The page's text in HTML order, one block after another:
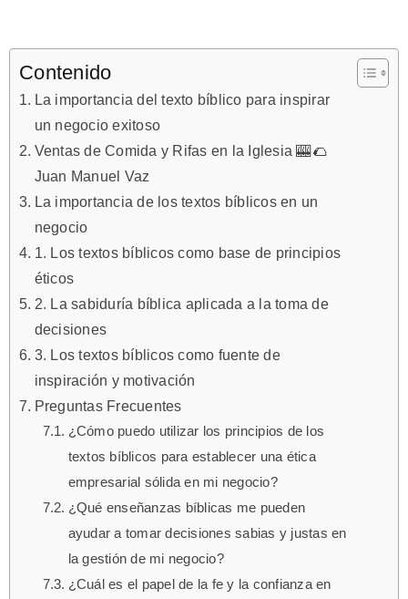
Contenido
La importancia del texto bíblico para inspirar
un negocio exitoso
Ventas de Comida y Rifas en la Iglesia 🎰 🌮
Juan Manuel Vaz
La importancia de los textos bíblicos en un
negocio
1. Los textos bíblicos como base de principios
éticos
2. La sabiduría bíblica aplicada a la toma de
decisiones
3. Los textos bíblicos como fuente de
inspiración y motivación
Preguntas Frecuentes
¿Cómo puedo utilizar los principios de los
textos bíblicos para establecer una ética
empresarial sólida en mi negocio?
¿Qué enseñanzas bíblicas me pueden
ayudar a tomar decisiones sabias y justas en
la gestión de mi negocio?
¿Cuál es el papel de la fe y la confianza en